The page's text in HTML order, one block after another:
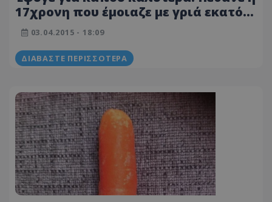
17χρονη που έμοιαζε με γριά εκατόν
χρονών!
03.04.2015 - 18:09
ΔΙΑΒΆΣΤΕ ΠΕΡΙΣΣΌΤΕΡΑ